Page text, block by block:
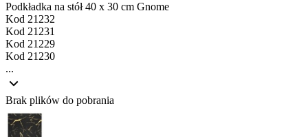
Podkładka na stół 40 x 30 cm Gnome
Kod 21232
Kod 21231
Kod 21229
Kod 21230
...
Brak plików do pobrania